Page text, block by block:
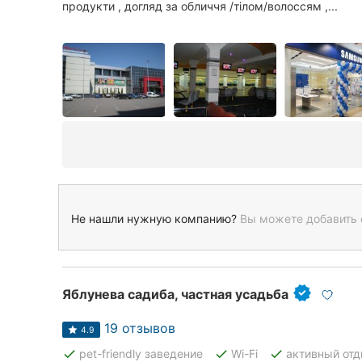
продукти , догляд за обличчя /тілом/волоссям ,...
Не нашли нужную компанию? Вы можете добавить
Яблунева садиба, частная усадьба
4.9 19 отзывов
done pet-friendly заведение done Wi-Fi done активный